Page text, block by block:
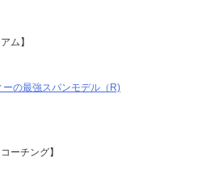
ム】
の最強スパンモデル（R)
ーチング】